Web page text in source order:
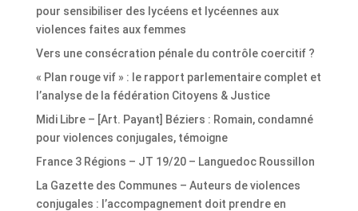
pour sensibiliser des lycéens et lycéennes aux
violences faites aux femmes
Vers une consécration pénale du contrôle coercitif ?
« Plan rouge vif » : le rapport parlementaire complet et
l’analyse de la fédération Citoyens & Justice
Midi Libre – [Art. Payant] Béziers : Romain, condamné
pour violences conjugales, témoigne
France 3 Régions – JT 19/20 – Languedoc Roussillon
La Gazette des Communes – Auteurs de violences
conjugales : l’accompagnement doit prendre en